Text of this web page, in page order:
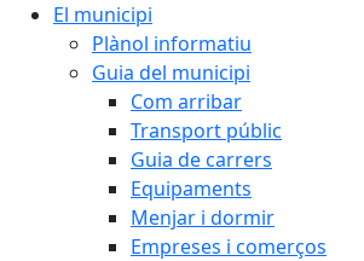
El municipi
Plànol informatiu
Guia del municipi
Com arribar
Transport públic
Guia de carrers
Equipaments
Menjar i dormir
Empreses i comerços